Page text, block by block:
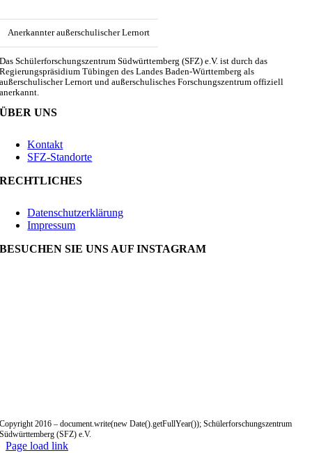
Anerkannter außerschulischer Lernort
Das Schülerforschungszentrum Südwürttemberg (SFZ) e.V. ist durch das
Regierungspräsidium Tübingen des Landes Baden-Württemberg als
außerschulischer Lernort und außerschulisches Forschungszentrum offiziell
anerkannt.
ÜBER UNS
Kontakt
SFZ-Standorte
RECHTLICHES
Datenschutzerklärung
Impressum
BESUCHEN SIE UNS AUF INSTAGRAM
Copyright 2016 – document.write(new Date().getFullYear()); Schülerforschungszentrum
Südwürttemberg (SFZ) e.V.
Page load link